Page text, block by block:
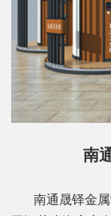
南
南通晟铎金